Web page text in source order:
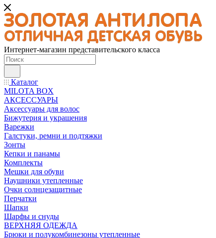
Интернет-магазин представительского класса
Каталог
MILOTA BOX
АКСЕССУАРЫ
Аксессуары для волос
Бижутерия и украшения
Варежки
Галстуки, ремни и подтяжки
Зонты
Кепки и панамы
Комплекты
Мешки для обуви
Наушники утепленные
Очки солнцезащитные
Перчатки
Шапки
Шарфы и снуды
ВЕРХНЯЯ ОДЕЖДА
Брюки и полукомбинезоны утепленные